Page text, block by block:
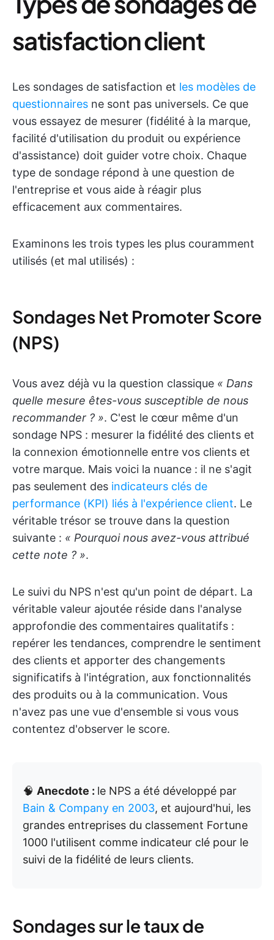
satisfaction client
Les sondages de satisfaction et les modèles de
questionnaires ne sont pas universels. Ce que
vous essayez de mesurer (fidélité à la marque,
facilité d'utilisation du produit ou expérience
d'assistance) doit guider votre choix. Chaque
type de sondage répond à une question de
l'entreprise et vous aide à réagir plus
efficacement aux commentaires.
Examinons les trois types les plus couramment
utilisés (et mal utilisés) :
Sondages Net Promoter Score
(NPS)
Vous avez déjà vu la question classique « Dans
quelle mesure êtes-vous susceptible de nous
recommander ? ». C'est le cœur même d'un
sondage NPS : mesurer la fidélité des clients et
la connexion émotionnelle entre vos clients et
votre marque. Mais voici la nuance : il ne s'agit
pas seulement des indicateurs clés de
performance (KPI) liés à l'expérience client. Le
véritable trésor se trouve dans la question
suivante : « Pourquoi nous avez-vous attribué
cette note ? ».
Le suivi du NPS n'est qu'un point de départ. La
véritable valeur ajoutée réside dans l'analyse
approfondie des commentaires qualitatifs :
repérer les tendances, comprendre le sentiment
des clients et apporter des changements
significatifs à l'intégration, aux fonctionnalités
des produits ou à la communication. Vous
n'avez pas une vue d'ensemble si vous vous
contentez d'observer le score.
🧠 Anecdote : le NPS a été développé par
Bain & Company en 2003, et aujourd'hui, les
grandes entreprises du classement Fortune
1000 l'utilisent comme indicateur clé pour le
suivi de la fidélité de leurs clients.
Sondages sur le taux de